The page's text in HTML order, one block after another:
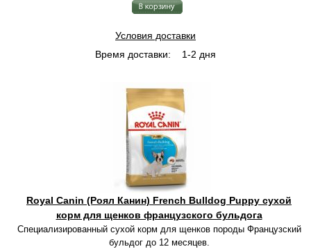
Условия доставки
Время доставки:
1-2 дня
Royal Canin (Роял Канин) French Bulldog Puppy сухой
корм для щенков французского бульдога
Специализированный сухой корм для щенков породы Французский
бульдог до 12 месяцев.